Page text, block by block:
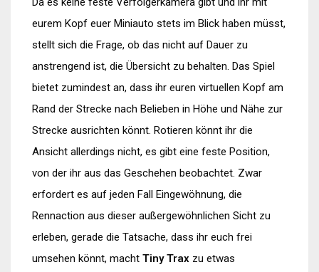
eurem Kopf euer Miniauto stets im Blick haben müsst,
stellt sich die Frage, ob das nicht auf Dauer zu
anstrengend ist, die Übersicht zu behalten. Das Spiel
bietet zumindest an, dass ihr euren virtuellen Kopf am
Rand der Strecke nach Belieben in Höhe und Nähe zur
Strecke ausrichten könnt. Rotieren könnt ihr die
Ansicht allerdings nicht, es gibt eine feste Position,
von der ihr aus das Geschehen beobachtet. Zwar
erfordert es auf jeden Fall Eingewöhnung, die
Rennaction aus dieser außergewöhnlichen Sicht zu
erleben, gerade die Tatsache, dass ihr euch frei
umsehen könnt, macht Tiny Trax zu etwas